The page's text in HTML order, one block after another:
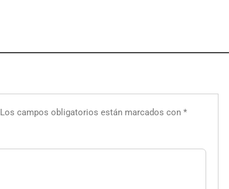
Los campos obligatorios están marcados con *